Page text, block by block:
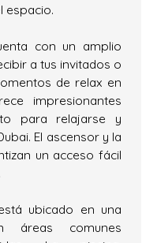
espacio.
con un amplio
a tus invitados o
de relax en
impresionantes
para relajarse y
El ascensor y la
un acceso fácil
ubicado en una
áreas comunes